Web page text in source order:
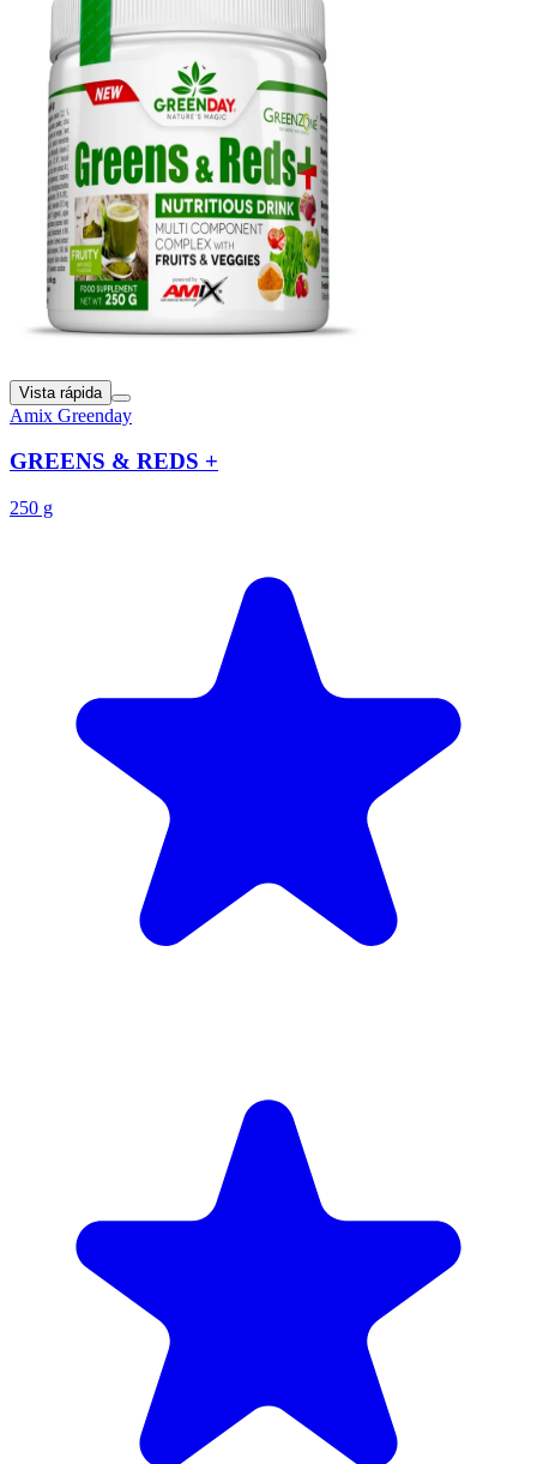
Vista rápida
Amix Greenday
GREENS & REDS +
250 g